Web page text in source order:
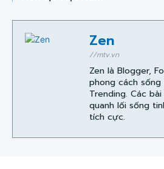
Zen
//mtv.vn
Zen là Blogger,
phong cách sống
Trending. Các
quanh lối sống
tích cực.